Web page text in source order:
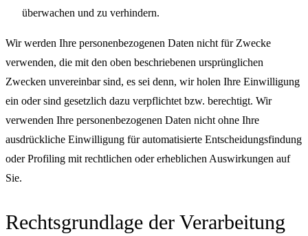
überwachen und zu verhindern.
Wir werden Ihre personenbezogenen Daten nicht für Zwecke
verwenden, die mit den oben beschriebenen ursprünglichen
Zwecken unvereinbar sind, es sei denn, wir holen Ihre Einwilligung
ein oder sind gesetzlich dazu verpflichtet bzw. berechtigt. Wir
verwenden Ihre personenbezogenen Daten nicht ohne Ihre
ausdrückliche Einwilligung für automatisierte Entscheidungsfindung
oder Profiling mit rechtlichen oder erheblichen Auswirkungen auf
Sie.
Rechtsgrundlage der Verarbeitung